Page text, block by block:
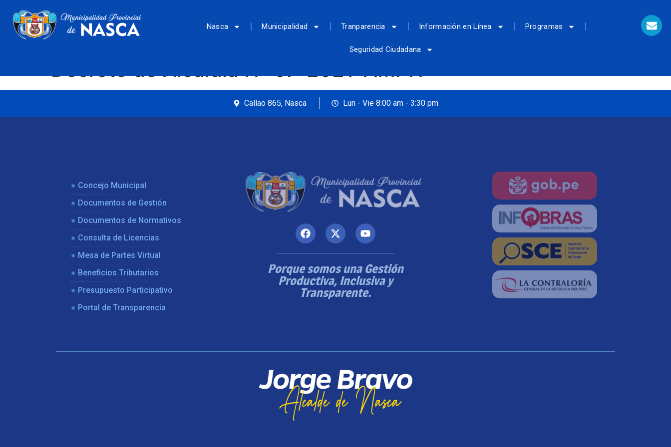
Nasca Municipalidad Tranparencia Información en Línea Programas
Seguridad Ciudadana
Decreto de Alcaldia Nº 07-2021-AMPN
Callao 865, Nasca Lun - Vie 8:00 am - 3:30 pm
Concejo Municipal
Documentos de Gestión
Documentos de Normativos
Consulta de Licencias
Mesa de Partes Virtual
Beneficios Tributarios
Presupuesto Participativo
Portal de Transparencia
Porque somos una Gestión
Productiva, Inclusiva y
Transparente.